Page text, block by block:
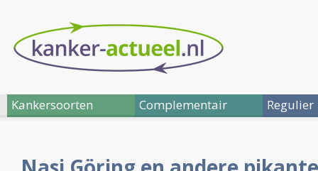
Kankersoorten Complementair Regulier